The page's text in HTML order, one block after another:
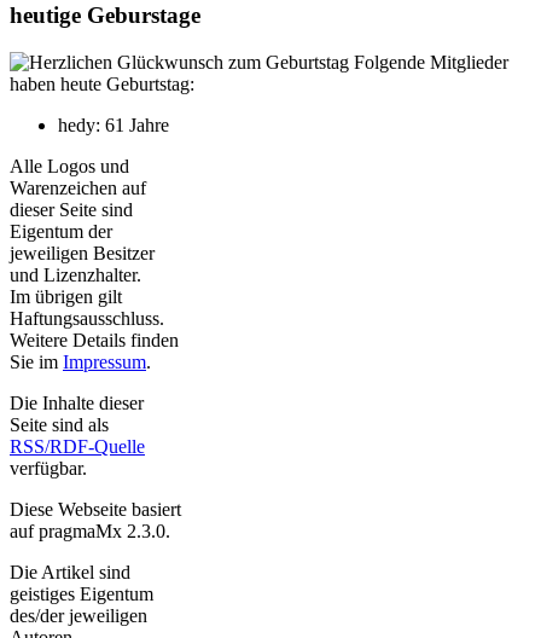
heutige Geburstage
Folgende Mitglieder
haben heute Geburtstag:
hedy: 61 Jahre
Alle Logos und
Warenzeichen auf
dieser Seite sind
Eigentum der
jeweiligen Besitzer
und Lizenzhalter.
Im übrigen gilt
Haftungsausschluss.
Weitere Details finden
Sie im Impressum.
Die Inhalte dieser
Seite sind als
RSS/RDF-Quelle
verfügbar.
Diese Webseite basiert
auf pragmaMx 2.3.0.
Die Artikel sind
geistiges Eigentum
des/der jeweiligen